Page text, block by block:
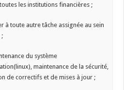
les institutions financières ;
toute autre tâche assignée au sein
;
du système
maintenance de la sécurité,
de correctifs et de mises à jour ;